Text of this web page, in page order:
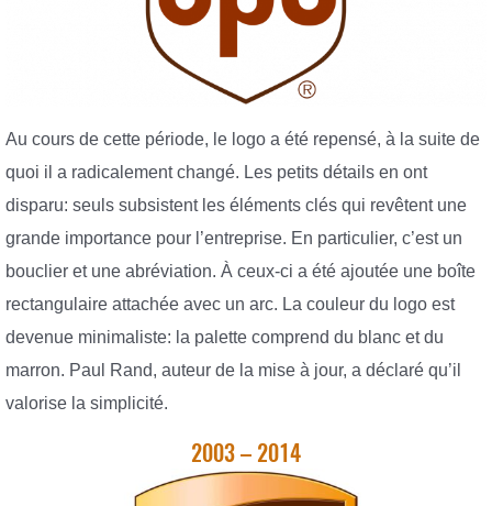
Au cours de cette période, le logo a été repensé, à la suite de
quoi il a radicalement changé. Les petits détails en ont
disparu: seuls subsistent les éléments clés qui revêtent une
grande importance pour l’entreprise. En particulier, c’est un
bouclier et une abréviation. À ceux-ci a été ajoutée une boîte
rectangulaire attachée avec un arc. La couleur du logo est
devenue minimaliste: la palette comprend du blanc et du
marron. Paul Rand, auteur de la mise à jour, a déclaré qu’il
valorise la simplicité.
2003 – 2014